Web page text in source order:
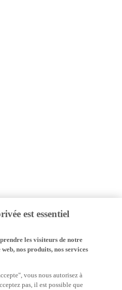
est essentiel
les visiteurs de notre
nos produits, nos services
vous nous autorisez à
pas, il est possible que